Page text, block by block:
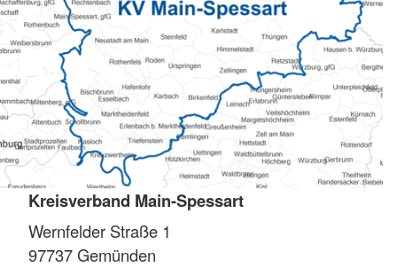
Kreisverband Main-Spessart
Wernfelder Straße 1
97737Gemünden